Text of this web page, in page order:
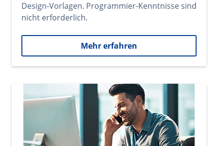
Design-Vorlagen. Programmier-Kenntnisse sind
nicht erforderlich.
Mehr erfahren